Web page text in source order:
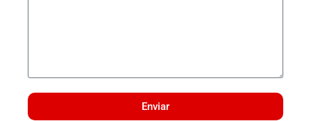
Enviar